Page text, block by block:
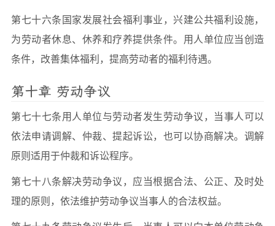
第七十六条国家发展社会福利事业，兴建公共福利设施，
为劳动者休息、休养和疗养提供条件。用人单位应当创造
条件，改善集体福利，提高劳动者的福利待遇。
第十章 劳动争议
第七十七条用人单位与劳动者发生劳动争议，当事人可以
依法申请调解、仲裁、提起诉讼，也可以协商解决。调解
原则适用于仲裁和诉讼程序。
第七十八条解决劳动争议，应当根据合法、公正、及时处
理的原则，依法维护劳动争议当事人的合法权益。